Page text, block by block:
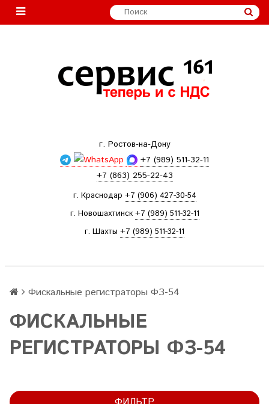
г. Ростов-на-Дону
+7 (989) 511-32-11
+7 (863) 255-22-43
г. Краснодар +7 (906) 427-30-54
г. Новошахтинск +7 (989) 511-32-11
г. Шахты +7 (989) 511-32-11
Фискальные регистраторы ФЗ-54
ФИСКАЛЬНЫЕ
РЕГИСТРАТОРЫ ФЗ-54